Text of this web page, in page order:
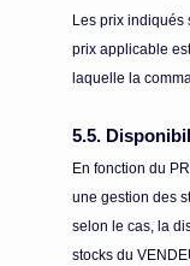
Les prix indiqués
prix applicable
laquelle la
5.5.
En fonction du
une gestion des
selon le cas, la
stocks du